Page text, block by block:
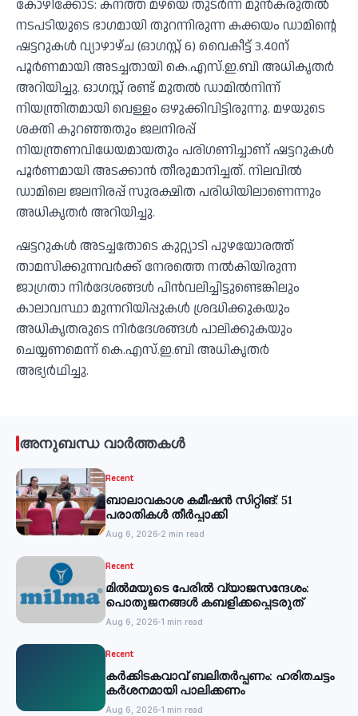
കോഴിക്കോട്: കനത്ത മഴയെ തുടര്‍ന്ന് മുന്‍കരുതല്‍
നടപടിയുടെ ഭാഗമായി തുറന്നിരുന്ന കക്കയം ഡാമിന്റെ
ഷട്ടറുകള്‍ വ്യാഴാഴ്ച (ഓഗസ്റ്റ് 6) വൈകീട്ട് 3.40ന്
പൂര്‍ണമായി അടച്ചതായി കെ.എസ്.ഇ.ബി അധികൃതര്‍
അറിയിച്ചു. ഓഗസ്റ്റ് രണ്ട് മുതല്‍ ഡാമില്‍നിന്ന്
നിയന്ത്രിതമായി വെള്ളം ഒഴുക്കിവിട്ടിരുന്നു. മഴയുടെ
ശക്തി കുറഞ്ഞതും ജലനിരപ്പ്
നിയന്ത്രണവിധേയമായതും പരിഗണിച്ചാണ് ഷട്ടറുകള്‍
പൂര്‍ണമായി അടക്കാന്‍ തീരുമാനിച്ചത്. നിലവില്‍
ഡാമിലെ ജലനിരപ്പ് സുരക്ഷിത പരിധിയിലാണെന്നും
അധികൃതര്‍ അറിയിച്ചു.
ഷട്ടറുകള്‍ അടച്ചതോടെ കുറ്റ്യാടി പുഴയോരത്ത്
താമസിക്കുന്നവര്‍ക്ക് നേരത്തെ നല്‍കിയിരുന്ന
ജാഗ്രതാ നിര്‍ദേശങ്ങള്‍ പിന്‍വലിച്ചിട്ടുണ്ടെങ്കിലും
കാലാവസ്ഥാ മുന്നറിയിപ്പുകള്‍ ശ്രദ്ധിക്കുകയും
അധികൃതരുടെ നിര്‍ദേശങ്ങള്‍ പാലിക്കുകയും
ചെയ്യണമെന്ന് കെ.എസ്.ഇ.ബി അധികൃതര്‍
അഭ്യര്‍ഥിച്ചു.
അനുബന്ധ വാർത്തകൾ
Recent
ബാലാവകാശ കമീഷന്‍ സിറ്റിങ്: 51
പരാതികള്‍ തീര്‍പ്പാക്കി
Aug 6, 2026 2 min read
Recent
മില്‍മയുടെ പേരില്‍ വ്യാജസന്ദേശം:
പൊതുജനങ്ങള്‍ കബളിക്കപ്പെടരുത്
Aug 6, 2026 1 min read
Recent
കര്‍ക്കിടകവാവ് ബലിതര്‍പ്പണം: ഹരിതചട്ടം
കര്‍ശനമായി പാലിക്കണം
Aug 6, 2026 1 min read